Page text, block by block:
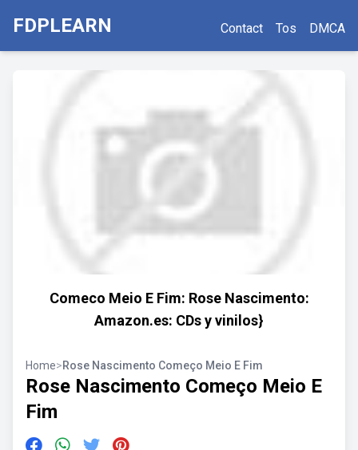
FDPLEARN Contact Tos DMCA
Comeco Meio E Fim: Rose Nascimento:
Amazon.es: CDs y vinilos}
Home>Rose Nascimento Começo Meio E Fim
Rose Nascimento Começo Meio E
Fim